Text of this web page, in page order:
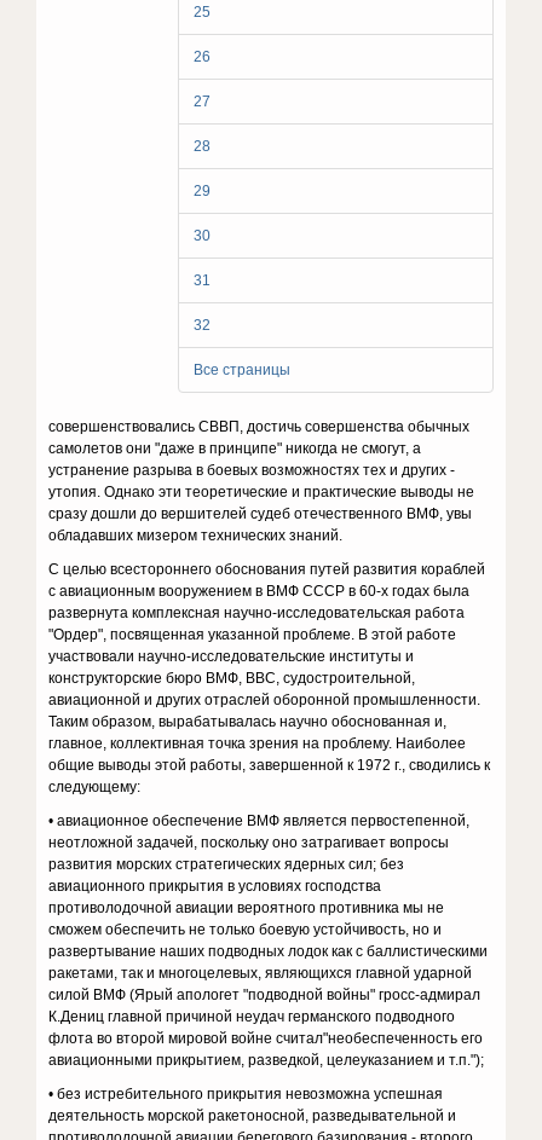
25
26
27
28
29
30
31
32
Все страницы
совершенствовались СВВП, достичь совершенства обычных
самолетов они "даже в принципе" никогда не смогут, а
устранение разрыва в боевых возможностях тех и других -
утопия. Однако эти теоретические и практические выводы не
сразу дошли до вершителей судеб отечественного ВМФ, увы
обладавших мизером технических знаний.
С целью всестороннего обоснования путей развития кораблей
с авиационным вооружением в ВМФ СССР в 60-х годах была
развернута комплексная научно-исследовательская работа
"Ордер", посвященная указанной проблеме. В этой работе
участвовали научно-исследовательские институты и
конструкторские бюро ВМФ, ВВС, судостроительной,
авиационной и других отраслей оборонной промышленности.
Таким образом, вырабатывалась научно обоснованная и,
главное, коллективная точка зрения на проблему. Наиболее
общие выводы этой работы, завершенной к 1972 г., сводились к
следующему:
• авиационное обеспечение ВМФ является первостепенной,
неотложной задачей, поскольку оно затрагивает вопросы
развития морских стратегических ядерных сил; без
авиационного прикрытия в условиях господства
противолодочной авиации вероятного противника мы не
сможем обеспечить не только боевую устойчивость, но и
развертывание наших подводных лодок как с баллистическими
ракетами, так и многоцелевых, являющихся главной ударной
силой ВМФ (Ярый апологет "подводной войны" гросс-адмирал
К.Дениц главной причиной неудач германского подводного
флота во второй мировой войне считал"необеспеченность его
авиационными прикрытием, разведкой, целеуказанием и т.п.");
• без истребительного прикрытия невозможна успешная
деятельность морской ракетоносной, разведывательной и